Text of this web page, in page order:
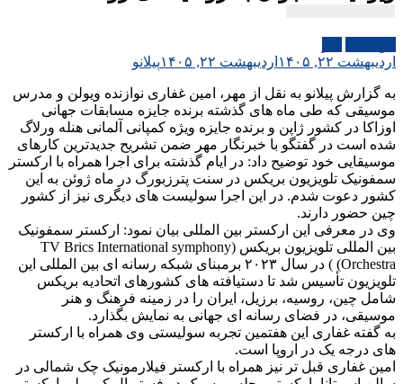
اردیبهشت ۲۲, ۱۴۰۵
اردیبهشت ۲۲, ۱۴۰۵ پیلانو
به گزارش پیلانو به نقل از مهر، امین غفاری نوازنده ویولن و مدرس
موسیقی که طی ماه های گذشته برنده جایزه مسابقات جهانی
اوزاکا در کشور ژاپن و برنده جایزه ویژه کمپانی آلمانی هنله ورلاگ
شده است در گفتگو با خبرنگار مهر ضمن تشریح جدیدترین کارهای
موسیقایی خود توضیح داد: در ایام گذشته برای اجرا همراه با ارکستر
سمفونیک تلویزیون بریکس در سنت پترزبورگ در ماه ژوئن به این
کشور دعوت شدم. در این اجرا سولیست های دیگری نیز از کشور
چین حضور دارند.
وی در معرفی این ارکستر بین المللی بیان نمود: ارکستر سمفونیک
بین المللی تلویزیون بریکس (TV Brics International symphony
Orchestra) ) در سال ۲۰۲۳ برمبنای شبکه رسانه ای بین المللی این
تلویزیون تأسیس شد تا دستیافته های کشورهای اتحادیه بریکس
شامل چین، روسیه، برزیل، ایران را در زمینه فرهنگ و هنر
موسیقی، در فضای رسانه ای جهانی به نمایش بگذارد.
به گفته غفاری این هفتمین تجربه سولیستی وی همراه با ارکستر
های درجه یک در اروپا است.
امین غفاری قبل تر نیز همراه با ارکستر فیلارمونیک چک شمالی در